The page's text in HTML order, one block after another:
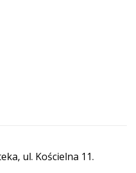
ul. Kościelna 11.